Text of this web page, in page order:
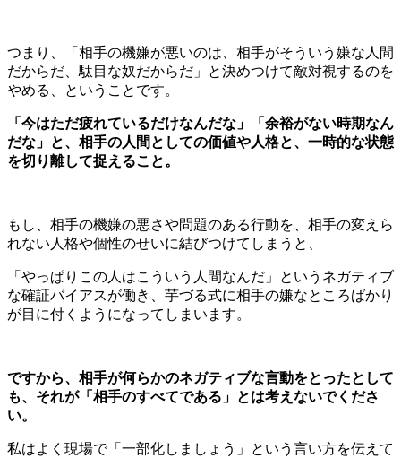
つまり、「相手の機嫌が悪いのは、相手がそういう嫌な人間
だからだ、駄目な奴だからだ」と決めつけて敵対視するのを
やめる、ということです。
「今はただ疲れているだけなんだな」「余裕がない時期なん
だな」と、相手の人間としての価値や人格と、一時的な状態
を切り離して捉えること。
もし、相手の機嫌の悪さや問題のある行動を、相手の変えら
れない人格や個性のせいに結びつけてしまうと、
「やっぱりこの人はこういう人間なんだ」というネガティブ
な確証バイアスが働き、芋づる式に相手の嫌なところばかり
が目に付くようになってしまいます。
ですから、相手が何らかのネガティブな言動をとったとして
も、それが「相手のすべてである」とは考えないでくださ
い。
私はよく現場で「一部化しましょう」という言い方を伝えて